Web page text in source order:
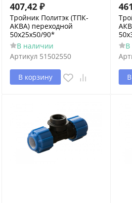
407,42 ₽
Тройник Политэк (ТПК-
АКВА) переходной
50х25х50/90*
В наличии
Артикул 51502550
В корзину
В